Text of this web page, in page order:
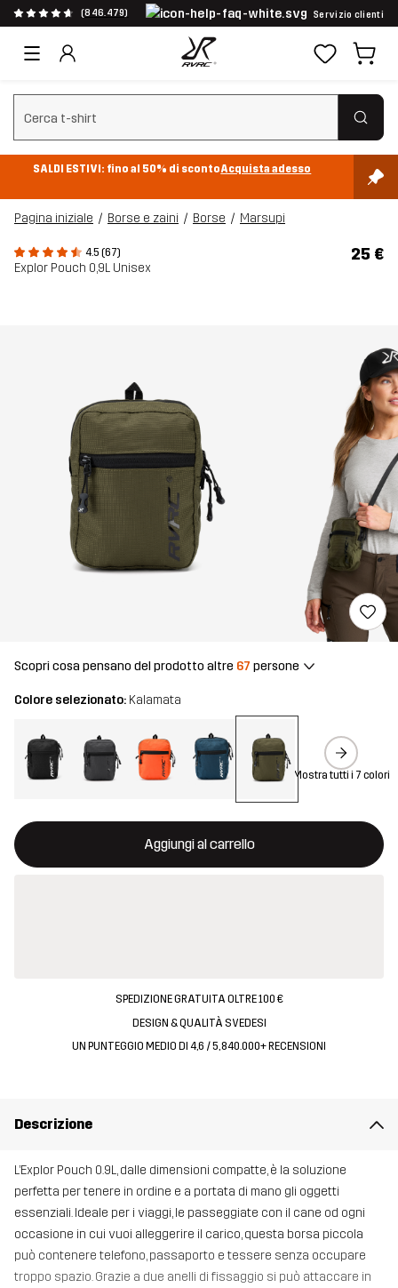
(846.479) Servizio clienti
Cancella ricerca
SALDI ESTIVI: fino al 50% di scontoAcquista adesso
Pagina iniziale Borse e zaini Borse Marsupi
4.5 (67)
Explor Pouch 0,9L Unisex
25 €
Scopri cosa pensano del prodotto altre 67 persone
Colore selezionato: Kalamata
Mostra tutti i 7 colori
Aggiungi al carrello
Questo tasto aprirà una finestra modale per confermare un
{{size}} non disponibile
SPEDIZIONE GRATUITA OLTRE 100 €
DESIGN & QUALITÀ SVEDESI
UN PUNTEGGIO MEDIO DI 4,6 / 5, 840.000+ RECENSIONI
Descrizione
L’Explor Pouch 0.9L, dalle dimensioni compatte, è la soluzione
perfetta per tenere in ordine e a portata di mano gli oggetti
essenziali. Ideale per i viaggi, le passeggiate con il cane od ogni
occasione in cui vuoi alleggerire il carico, questa borsa piccola
può contenere telefono, passaporto e tessere senza occupare
troppo spazio. Grazie a due anelli di fissaggio si può attaccare in